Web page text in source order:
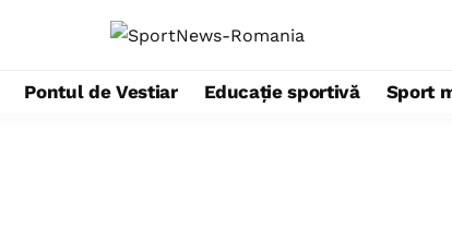
Pontul de Vestiar Educație sportivă Sport